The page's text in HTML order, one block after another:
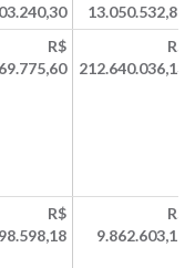
13.050.532,86
R$
R$
212.640.036,13
R$
R$
9.862.603,18